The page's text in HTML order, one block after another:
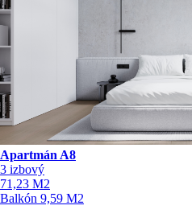
Apartmán A8
3 izbový
71,23 M2
Balkón 9,59 M2